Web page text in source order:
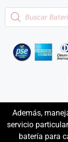
Además,
servicio
batería para